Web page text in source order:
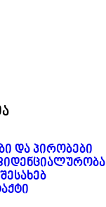
და პირობები